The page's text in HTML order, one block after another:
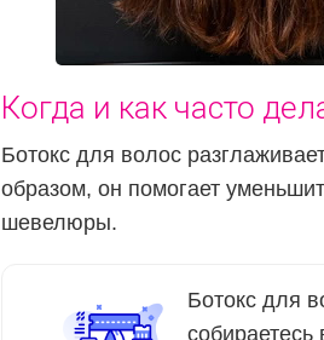
Когда и как часто
Ботокс для волос
образом, он помогает
шевелюры.
Ботокс для